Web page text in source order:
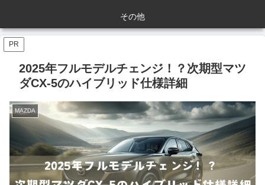
その他
PR
2025年フルモデルチェンジ！？次期型マツ
ダCX-5のハイブリッド仕様詳細
MAZDA